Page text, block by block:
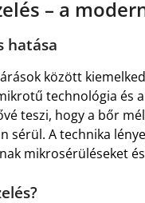
– a
hatása
között
technológia és
teszi, hogy a bőr
sérül. A technika
mikrosérüléseket